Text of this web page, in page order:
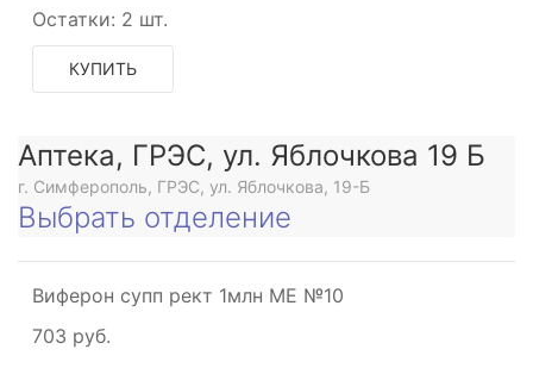
Остатки: 2 шт.
КУПИТЬ
Аптека, ГРЭС, ул. Яблочкова 19 Б
г. Симферополь, ГРЭС, ул. Яблочкова, 19-Б
Выбрать отделение
Виферон супп рект 1млн МЕ №10
703 руб.